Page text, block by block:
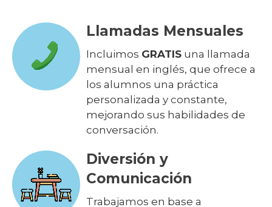
Llamadas Mensuales
Incluimos GRATIS una llamada
mensual en inglés, que ofrece a
los alumnos una práctica
personalizada y constante,
mejorando sus habilidades de
conversación.
Diversión y
Comunicación
Trabajamos en base a